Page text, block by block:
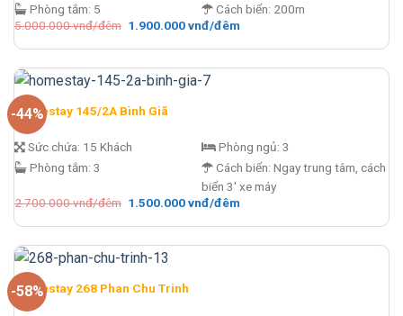
Phòng tắm: 5
Cách biển: 200m
5.000.000vnđ/đêm Giá
là:
đêm.
1.900.000vnđ/đêmGiá
tại
1.900.000 vnđ/
-44%
Homestay 145/2A Bình Giã
Sức chứa: 15 Khách
Phòng tắm: 3
Phòng ngủ: 3
Cách biển: Ngay trung tâm, cách
biển 3' xe máy
2.700.000vnđ/đêm Giá
là:
đêm.
1.500.000vnđ/đêmGiá
tại
1.500.000 vnđ/
-58%
Homestay 268 Phan Chu Trinh